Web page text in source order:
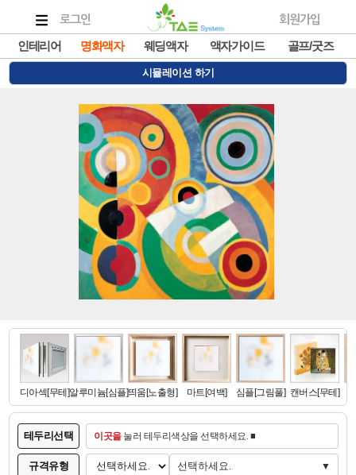
로그인 회원가입
인테리어 명화액자 웨딩액자 액자가이드 골프/굿즈
시뮬레이션 하기
테두리선택 이곳을눌러 테두리색상을 선택하세요. ■
규격유형 선택하세요. ▼